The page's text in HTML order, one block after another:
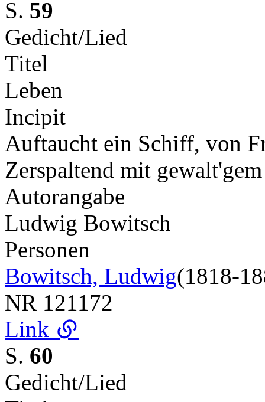
S. 59
Gedicht/Lied
Titel
Leben
Incipit
Auftaucht ein Schiff, von
Zerspaltend mit
Autorangabe
Ludwig Bowitsch
Personen
Bowitsch, Ludwig(1818-
NR 121172
Link
S. 60
Gedicht/Lied